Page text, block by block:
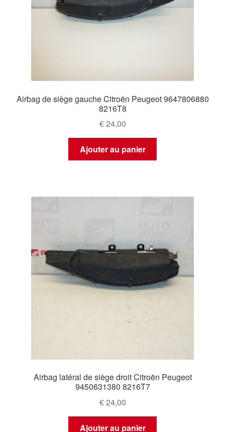
Airbag de siège gauche Citroën Peugeot 9647806880
8216T8
€24,00
Ajouter au panier
Airbag latéral de siège droit Citroën Peugeot
9450631380 8216T7
€24,00
Ajouter au panier